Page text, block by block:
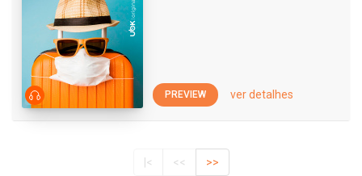
PREVIEW ver detalhes
|< << >>